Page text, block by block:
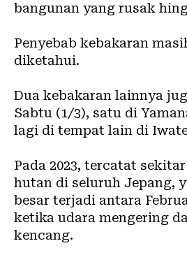
bangunan yang rusak
Penyebab kebakaran
diketahui.
Dua kebakaran lainnya
Sabtu (1/3), satu di
lagi di tempat lain di
Pada 2023, tercatat
hutan di seluruh Jepang,
besar terjadi antara
ketika udara mengering
kencang.